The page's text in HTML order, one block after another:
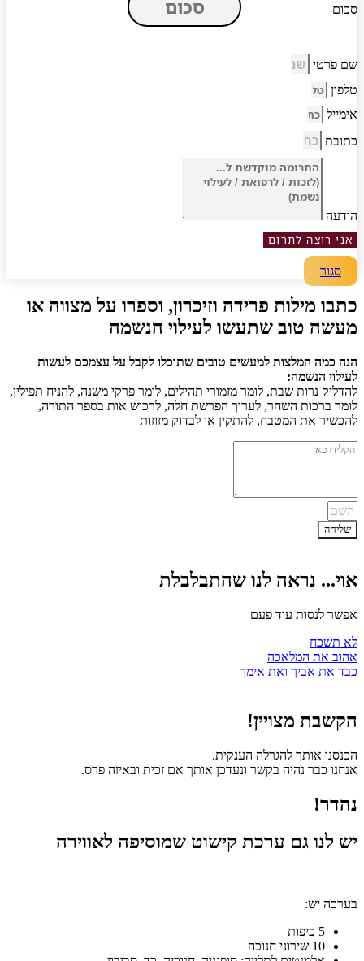
סכום
שם פרטי
טלפון
אימייל
כתובת
הודעה
אני רוצה לתרום
סגור
כתבו מילות פרידה וזיכרון, וספרו על מצווה או
מעשה טוב שתעשו לעילוי הנשמה
הנה כמה המלצות למעשים טובים שתוכלו לקבל על עצמכם לעשות
לעילוי הנשמה:
להדליק נרות שבת, לומר מזמורי תהילים, לומר פרקי משנה, להניח תפילין,
לומר ברכות השחר, לערוך הפרשת חלה, לרכוש אות בספר התורה,
להכשיר את המטבח, להתקין או לבדוק מזוזות
שליחה
אוי... נראה לנו שהתבלבלת
אפשר לנסות עוד פעם
לא תשכח
אהוב את המלאכה
כבד את אביך ואת אימך
הקשבת מצויין!
הכנסנו אותך להגרלה הענקית.
אנחנו כבר נהיה בקשר ונעדכן אותך אם זכית ובאיזה פרס.
נהדר!
יש לנו גם ערכת קישוט שמוסיפה לאווירה
בערכה יש:
5 כיפות
10 שירוני חנוכה